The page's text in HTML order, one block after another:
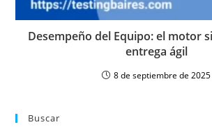
Desempeño del Equipo: el motor
entrega ágil
8 de septiembre de 2025
Buscar